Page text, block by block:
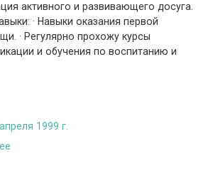
активного и развивающего досуга.
· Навыки оказания первой
· Регулярно прохожу курсы
и обучения по воспитанию и
1999 г.